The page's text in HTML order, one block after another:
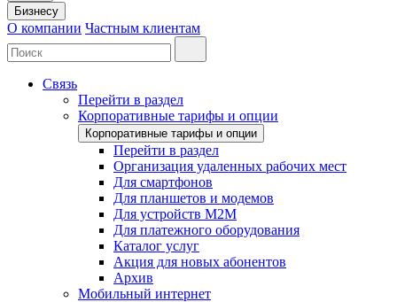
Бизнесу
О компании Частным клиентам
Связь
Перейти в раздел
Корпоративные тарифы и опции
Корпоративные тарифы и опции
Перейти в раздел
Организация удаленных рабочих мест
Для смартфонов
Для планшетов и модемов
Для устройств M2M
Для платежного оборудования
Каталог услуг
Акция для новых абонентов
Архив
Мобильный интернет